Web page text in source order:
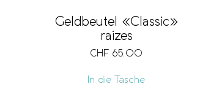
Geldbeutel «Classic»
raizes
CHF 65.00
In die Tasche